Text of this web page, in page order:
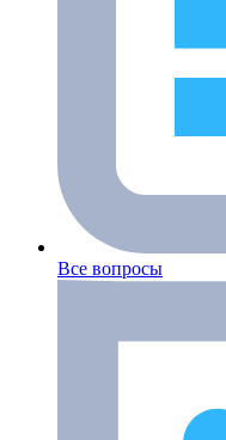
Все вопросы